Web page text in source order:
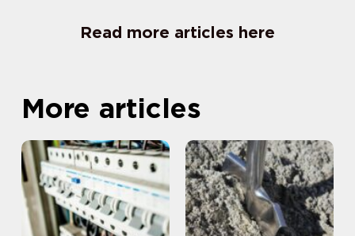
Read more articles here
More articles